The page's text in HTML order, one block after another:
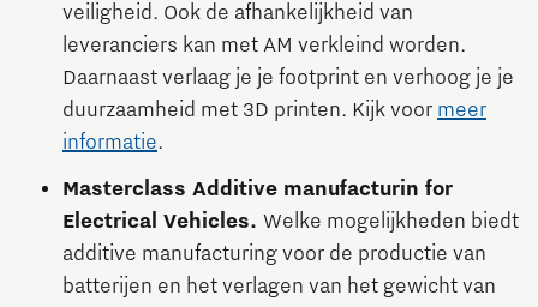
veiligheid. Ook de afhankelijkheid van
leveranciers kan met AM verkleind worden.
Daarnaast verlaag je je footprint en verhoog je je
duurzaamheid met 3D printen. Kijk voor meer
informatie.
Masterclass Additive manufacturin for
Electrical Vehicles. Welke mogelijkheden biedt
additive manufacturing voor de productie van
batterijen en het verlagen van het gewicht van